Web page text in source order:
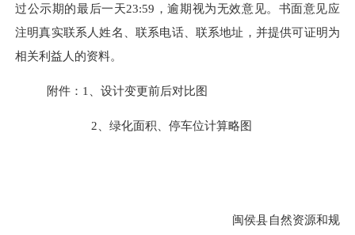
过公示期的最后一天23:59，逾期视为无效意见。书面意见应
注明真实联系人姓名、联系电话、联系地址，并提供可证明为
相关利益人的资料。
附件： 1、设计变更前后对比图
2、绿化面积、停车位计算略图
闽侯县自然资源和规